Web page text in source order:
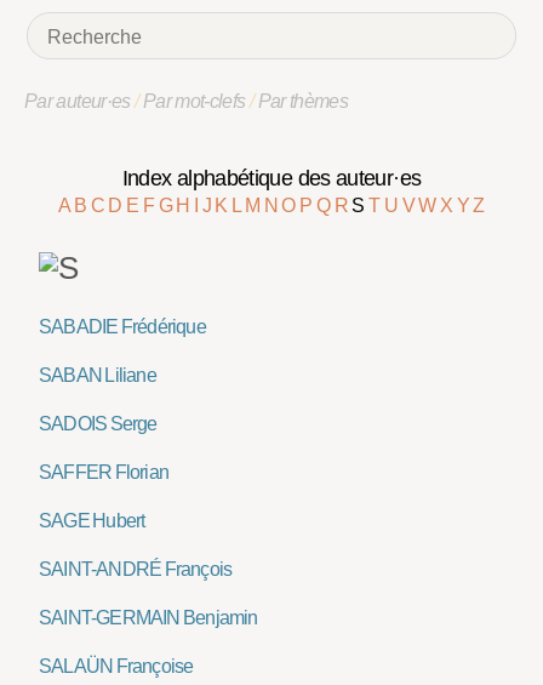
Par auteur·es/Par mot-clefs/Par thèmes
Index alphabétique des auteur·es
A B C D E F G H J K L M NO P Q R ST U VW X YZ
SABADIE Frédérique
SABAN Liliane
SADOIS Serge
SAFFER Florian
SAGE Hubert
SAINT-ANDRÉ François
SAINT-GERMAIN Benjamin
SALAÜN Françoise